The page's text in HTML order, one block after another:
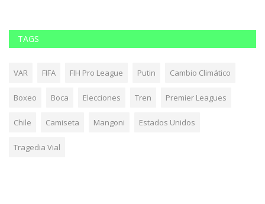
TAGS
VAR FIFA FIH Pro League Putin Cambio Climático
Boxeo Boca Elecciones Tren Premier Leagues
Chile Camiseta Mangoni Estados Unidos
Tragedia Vial